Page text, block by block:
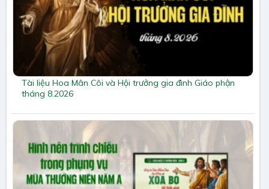
Tài liệu Hoa Mân Côi và Hội trưởng gia đình Giáo phận
tháng 8.2026